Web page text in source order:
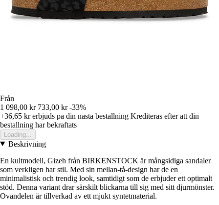
Från
1 098,00 kr 733,00 kr -33%
+36,65 krerbjuds pa din nasta bestallning Krediteras efter att din
bestallning har bekraftats
Loading...
Beskrivning
En kultmodell, Gizeh från BIRKENSTOCK är mångsidiga sandaler
som verkligen har stil. Med sin mellan-tå-design har de en
minimalistisk och trendig look, samtidigt som de erbjuder ett optimalt
stöd. Denna variant drar särskilt blickarna till sig med sitt djurmönster.
Ovandelen är tillverkad av ett mjukt syntetmaterial.